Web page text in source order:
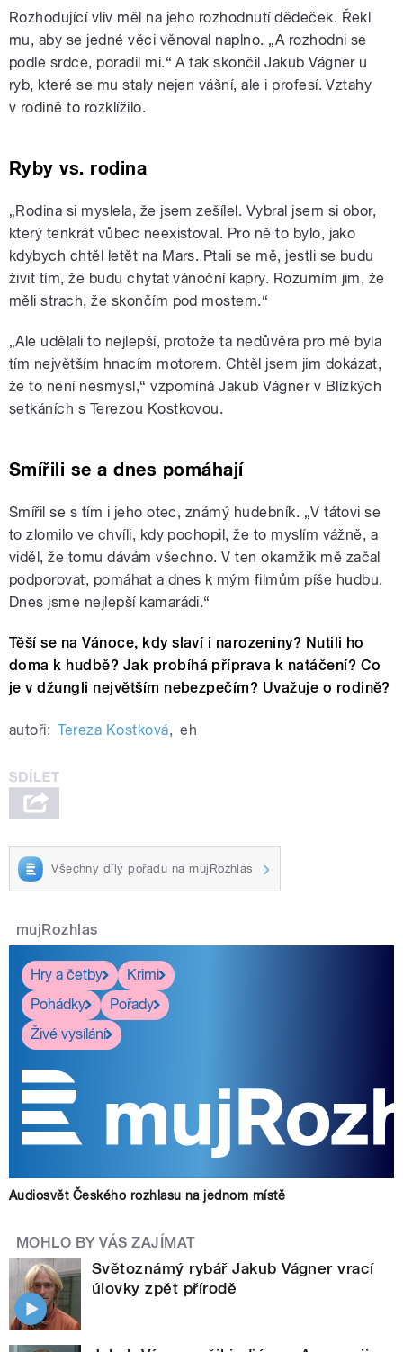
Rozhodující vliv měl na jeho rozhodnutí dědeček. Řekl
mu, aby se jedné věci věnoval naplno. „A rozhodni se
podle srdce, poradil mi.“ A tak skončil Jakub Vágner u
ryb, které se mu staly nejen vášní, ale i profesí. Vztahy
v rodině to rozklížilo.
Ryby vs. rodina
„Rodina si myslela, že jsem zešílel. Vybral jsem si obor,
který tenkrát vůbec neexistoval. Pro ně to bylo, jako
kdybych chtěl letět na Mars. Ptali se mě, jestli se budu
živit tím, že budu chytat vánoční kapry. Rozumím jim, že
měli strach, že skončím pod mostem.“
„Ale udělali to nejlepší, protože ta nedůvěra pro mě byla
tím největším hnacím motorem. Chtěl jsem jim dokázat,
že to není nesmysl,“ vzpomíná Jakub Vágner v Blízkých
setkáních s Terezou Kostkovou.
Smířili se a dnes pomáhají
Smířil se s tím i jeho otec, známý hudebník. „V tátovi se
to zlomilo ve chvíli, kdy pochopil, že to myslím vážně, a
viděl, že tomu dávám všechno. V ten okamžik mě začal
podporovat, pomáhat a dnes k mým filmům píše hudbu.
Dnes jsme nejlepší kamarádi.“
Těší se na Vánoce, kdy slaví i narozeniny? Nutili ho
doma k hudbě? Jak probíhá příprava k natáčení? Co
je v džungli největším nebezpečím? Uvažuje o rodině?
autoři: Tereza Kostková, eh
Všechny díly pořadu na mujRozhlas
mujRozhlas
Hry a četby
Krimi
Pohádky
Pořady
Živé vysílání
Audiosvět Českého rozhlasu na jednom místě
MOHLO BY VÁS ZAJÍMAT
Světoznámý rybář Jakub Vágner vrací
úlovky zpět přírodě